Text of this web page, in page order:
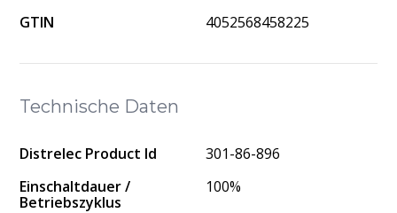
Technische Daten
Distrelec Product Id
301-86-896
Einschaltdauer /
Betriebszyklus
100%
GTIN
4052568458225